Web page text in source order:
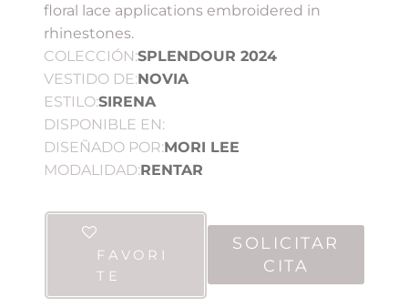
floral lace applications embroidered in
rhinestones.
COLECCIÓN:SPLENDOUR 2024
VESTIDO DE:NOVIA
ESTILO:SIRENA
DISPONIBLE EN:
DISEÑADO POR:MORI LEE
MODALIDAD:RENTAR
FAVORI
TE
SOLICITAR
CITA